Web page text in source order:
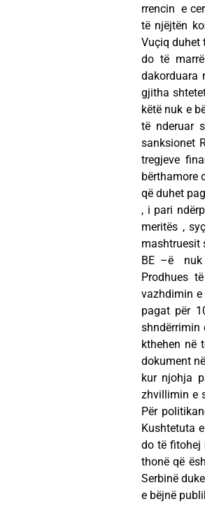
rrencin e
të njëjtën
Vuçiq duhet
do të
dakorduara
gjitha
këtë nuk e
të nderuar
sanksionet
tregjeve
bërthamore
që duhet
, i pari
meritës ,
mashtruesit
BE –ë nuk
Prodhues
vazhdimin e
pagat për
shndërrimin
kthehen në
dokument
kur njohja
zhvillimin e
Për
Kushtetuta
do të fitohej
thonë që
Serbinë
e bëjnë